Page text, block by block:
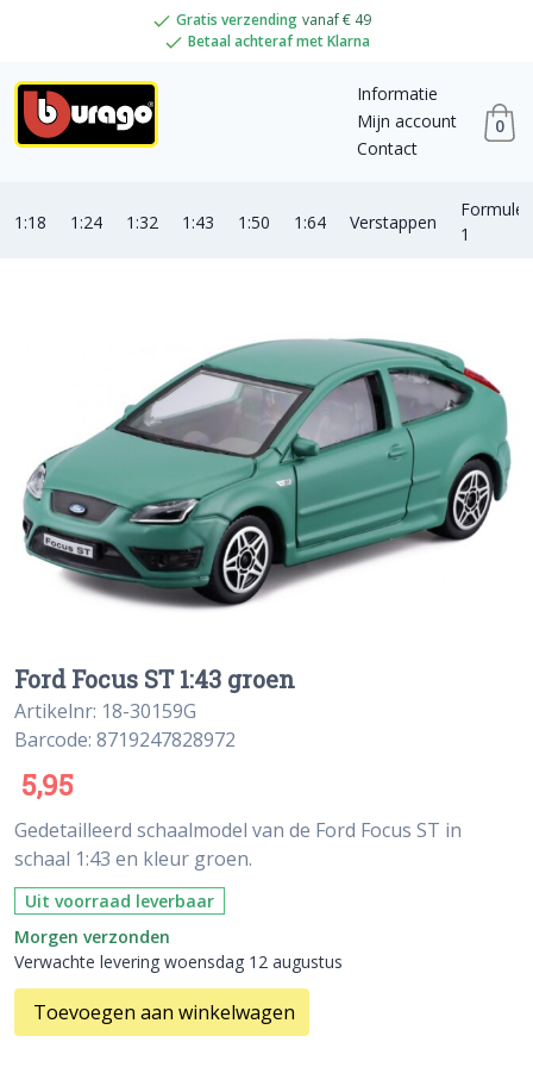
Gratis verzending vanaf € 49
Betaal achteraf met Klarna
Informatie
Mijn account
Contact
0
1:18 1:24 1:32 1:43 1:50 1:64 Verstappen
Formule
1
Ford Focus ST 1:43 groen
Artikelnr: 18-30159G
Barcode: 8719247828972
5,95
Gedetailleerd schaalmodel van de Ford Focus ST in
schaal 1:43 en kleur groen.
Uit voorraad leverbaar
Morgen verzonden
Verwachte levering woensdag 12 augustus
Toevoegen aan winkelwagen